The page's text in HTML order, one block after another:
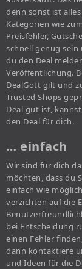
denn sonst ist
Kategorien wie
Preisfehler,
schnell genug
du den Deal
Veröffentlichung.
DealGott gilt und
Trusted Shops
Deal gut ist,
den Deal für dich.
… einfach
Wir sind für dich
möchten, dass du
einfach wie
verzichten auf die
bei Entscheidung
einen Fehler
dann kontaktiere
und Ideen für die